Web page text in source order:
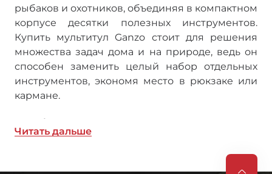
рыбаков и охотников, объединяя в компактном
корпусе десятки полезных инструментов.
Купить мультитул Ganzo стоит для решения
множества задач дома и на природе, ведь он
способен заменить целый набор отдельных
инструментов, экономя место в рюкзаке или
кармане.​
Особенности мультитулов Ganzo
Мультитулы Ganzo – идеальный выбор для
Читать дальше